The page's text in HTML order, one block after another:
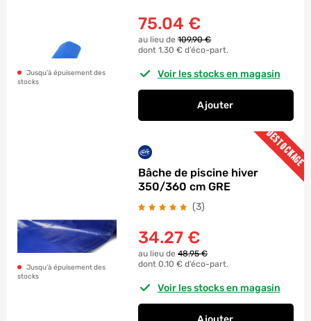
Jusqu’à épuisement des
stocks
75.04 €
au lieu de109.90 €
dont 1.30 € d’éco-part.
Voir les stocks en magasin
Ajouter
Bâche à bulles
DESTOCKAGE
Jusqu’à épuisement des
stocks
Bâche de piscine hiver
350/360 cm GRE
(3)
34.27 €
au lieu de48.95 €
dont 0.10 € d’éco-part.
Voir les stocks en magasin